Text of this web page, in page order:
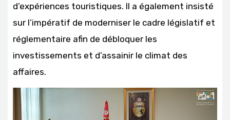
d’expériences touristiques. Il a également insisté
sur l’impératif de moderniser le cadre législatif et
réglementaire afin de débloquer les
investissements et d’assainir le climat des
affaires.